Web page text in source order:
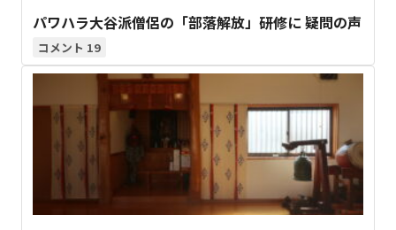
パワハラ大谷派僧侶の「部落解放」研修に 疑問の声
19